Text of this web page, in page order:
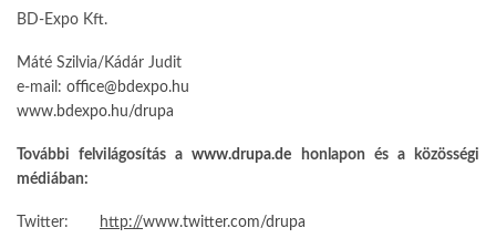
BD-Expo Kft.
Máté Szilvia/Kádár Judit
e-mail: office@bdexpo.hu
www.bdexpo.hu/drupa
További felvilágosítás awww.drupa.de honlapon és a közösségi
médiában:
Twitter: http://www.twitter.com/drupa